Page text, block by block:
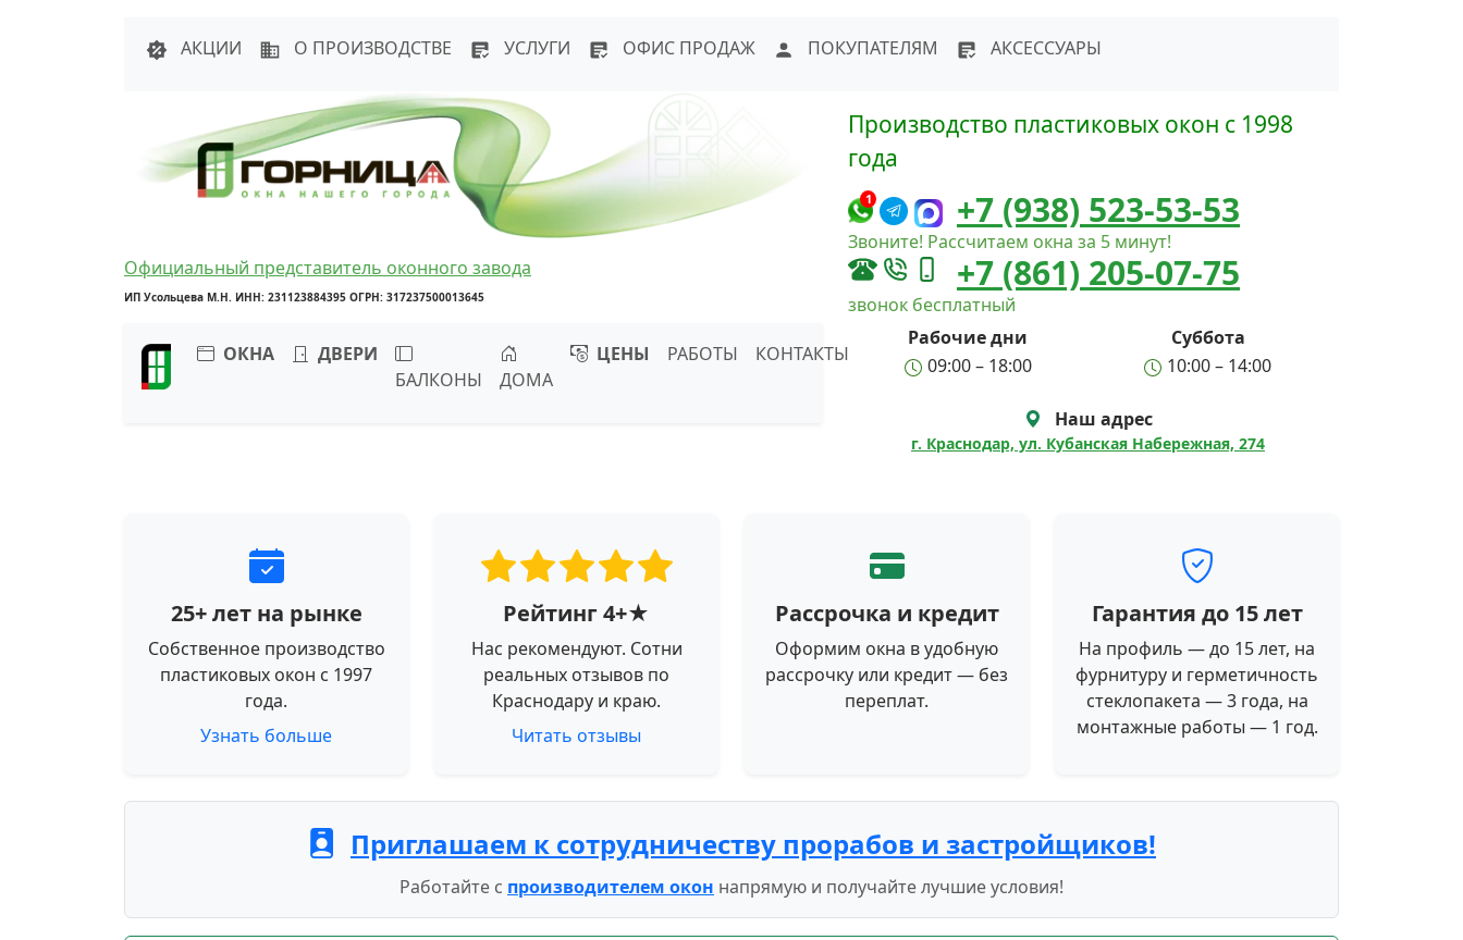
АКЦИИ
О ПРОИЗВОДСТВЕ УСЛУГИ ОФИС ПРОДАЖ ПОКУПАТЕЛЯМ АКСЕССУАРЫ
Официальный представитель оконного завода
ИП Усольцева М.Н. ИНН: 231123884395 ОГРН: 317237500013645
ОКНА
ДВЕРИ
БАЛКОНЫ
ДОМА
ЦЕНЫ РАБОТЫ КОНТАКТЫ
Производство пластиковых окон с 1998
года
1 +7 (938) 523-53-53
Звоните! Рассчитаем окна за 5 минут!
+7 (861) 205-07-75
звонок бесплатный
Рабочие дни
Суббота
09:00 – 18:00
10:00 – 14:00
Наш адрес
г. Краснодар, ул. Кубанская Набережная, 274
25+ лет на рынке
Собственное производство
пластиковых окон с 1997
года.
Узнать больше
Рейтинг 4+★
Нас рекомендуют. Сотни
реальных отзывов по
Краснодару и краю.
Читать отзывы
Рассрочка и кредит
Оформим окна в удобную
рассрочку или кредит — без
переплат.
Гарантия до 15 лет
На профиль — до 15 лет, на
фурнитуру и герметичность
стеклопакета — 3 года, на
монтажные работы — 1 год.
Приглашаем к сотрудничеству прорабов и застройщиков!
Работайте с производителем окон напрямую и получайте лучшие условия!